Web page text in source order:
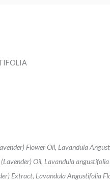
Flower Oil, Lavandula
Oil, Lavandula
Extract, Lavandula Angustifolia